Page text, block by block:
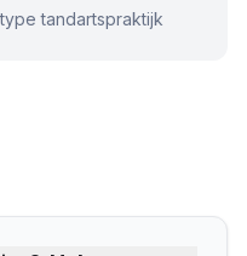
tandartspraktijk